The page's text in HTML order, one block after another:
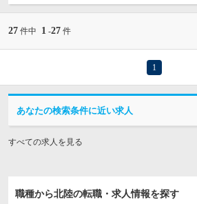
27 件中 1 -27 件
1
あなたの検索条件に近い求人
すべての求人を見る
職種から北陸の転職・求人情報を探す